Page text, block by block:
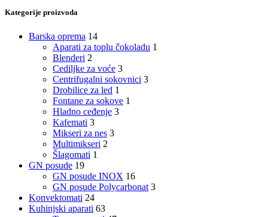
Kategorije proizvoda
Barska oprema 14
Aparati za toplu čokoladu 1
Blenderi 2
Cediljke za voće 3
Centrifugalni sokovnici 3
Drobilice za led 1
Fontane za sokove 1
Hladno ceđenje 3
Kafemati 3
Mikseri za nes 3
Multimikseri 2
Šlagomati 1
GN posude 19
GN posude INOX 16
GN posude Polycarbonat 3
Konvektomati 24
Kuhinjski aparati 63